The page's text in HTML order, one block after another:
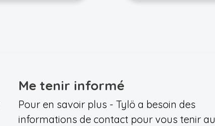
Me tenir informé
Pour en savoir plus - Tylö a besoin des
informations de contact pour vous tenir au